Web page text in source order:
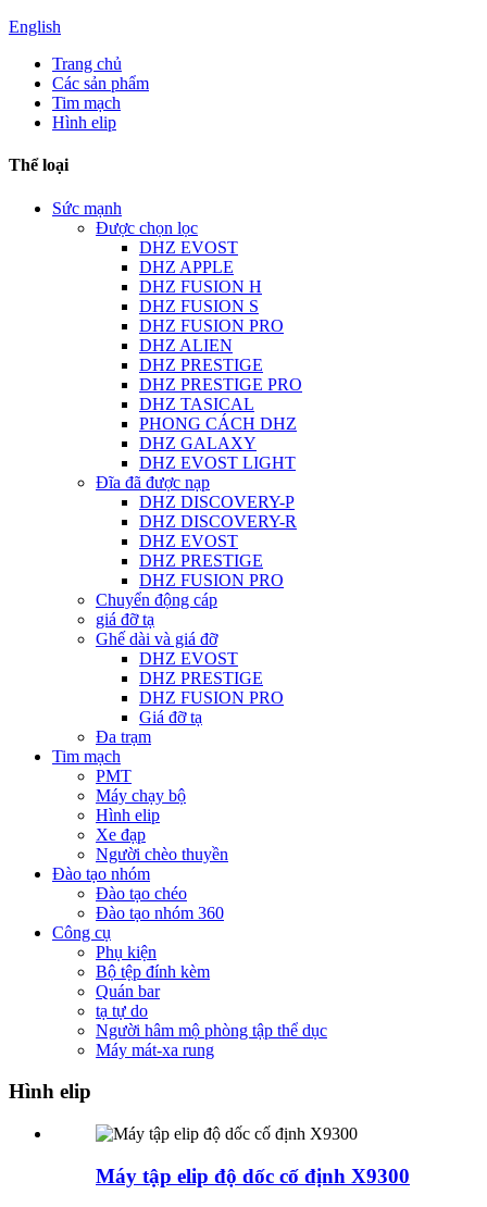
English
Trang chủ
Các sản phẩm
Tim mạch
Hình elip
Thể loại
Sức mạnh
Được chọn lọc
DHZ EVOST
DHZ APPLE
DHZ FUSION H
DHZ FUSION S
DHZ FUSION PRO
DHZ ALIEN
DHZ PRESTIGE
DHZ PRESTIGE PRO
DHZ TASICAL
PHONG CÁCH DHZ
DHZ GALAXY
DHZ EVOST LIGHT
Đĩa đã được nạp
DHZ DISCOVERY-P
DHZ DISCOVERY-R
DHZ EVOST
DHZ PRESTIGE
DHZ FUSION PRO
Chuyển động cáp
giá đỡ tạ
Ghế dài và giá đỡ
DHZ EVOST
DHZ PRESTIGE
DHZ FUSION PRO
Giá đỡ tạ
Đa trạm
Tim mạch
PMT
Máy chạy bộ
Hình elip
Xe đạp
Người chèo thuyền
Đào tạo nhóm
Đào tạo chéo
Đào tạo nhóm 360
Công cụ
Phụ kiện
Bộ tệp đính kèm
Quán bar
tạ tự do
Người hâm mộ phòng tập thể dục
Máy mát-xa rung
Hình elip
Máy tập elip độ dốc cố định X9300